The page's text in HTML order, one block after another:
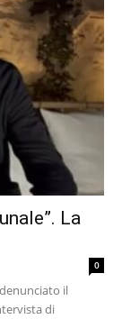
La
0
il
di